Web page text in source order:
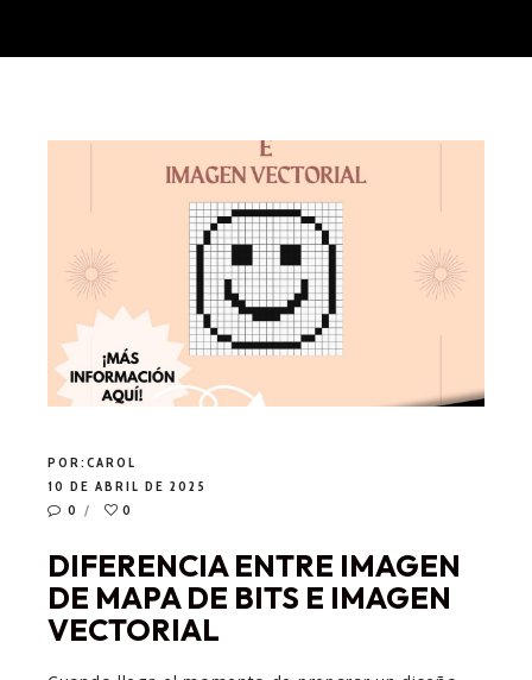
POR:CAROL
10 DE ABRIL DE 2025
0
0
DIFERENCIA ENTRE IMAGEN
DE MAPA DE BITS E IMAGEN
VECTORIAL